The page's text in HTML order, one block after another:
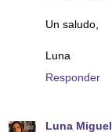
Un saludo,
Luna
Responder
Luna Miguel